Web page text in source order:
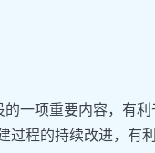
一项重要内容，有
程的持续改进，有